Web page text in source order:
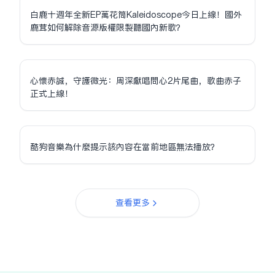
白鹿十週年全新EP萬花筒Kaleidoscope今日上線！國外
鹿茸如何解除音源版權限制聽國內新歌？
心懷赤誠，守護微光：周深獻唱問心2片尾曲，歌曲赤子
正式上線！
酷狗音樂為什麼提示該內容在當前地區無法播放？
查看更多